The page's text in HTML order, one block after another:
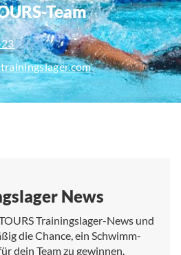
Team
News
Trainingslager-News und
die Chance, ein Schwimm-
dein Team zu gewinnen.